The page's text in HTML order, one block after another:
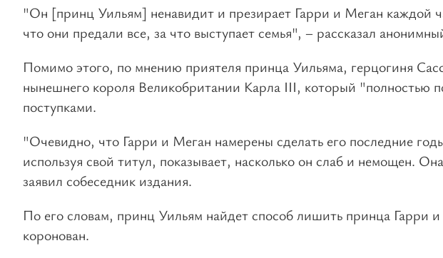
"Он [принц Уильям] ненавидит и презирает Гарри и Меган каждой
что они предали все, за что выступает семья", – рассказал
Помимо этого, по мнению приятеля принца Уильяма, герцогиня
нынешнего короля Великобритании Карла III, который "полностью
поступками.
"Очевидно, что Гарри и Меган намерены сделать его последние
используя свой титул, показывает, насколько он слаб и немощен.
заявил собеседник издания.
По его словам, принц Уильям найдет способ лишить принца Гарри
коронован.